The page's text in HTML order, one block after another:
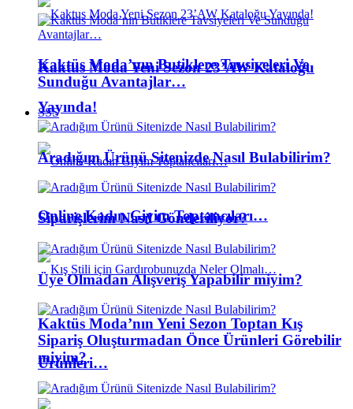
Kaktus Moda Yeni Sezon 23’AW Kataloğu
Yayında!
Online Kadın Giyim Toptancıları…
Kaktüs Moda’nın Yeni Sezon Toptan Kış
Ürünleri…
Kaktüs Moda’nın Butiklere Tavsiyeleri Ve
Sunduğu Avantajlar…
SSS
Aradığım Ürünü Sitenizde Nasıl Bulabilirim?
Siparişlerim Nasıl Gönderiliyor?
Üye Olmadan Alışveriş Yapabilir miyim?
Sipariş Oluşturmadan Önce Ürünleri Görebilir
miyim?